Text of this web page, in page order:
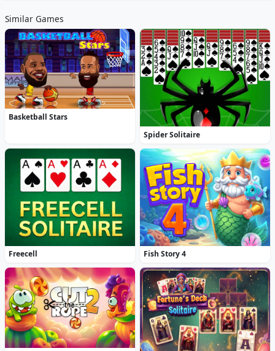
Similar Games
Basketball Stars
Spider Solitaire
Freecell Fish Story 4